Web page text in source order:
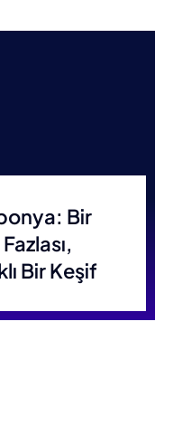
Bir
Bir Keşif